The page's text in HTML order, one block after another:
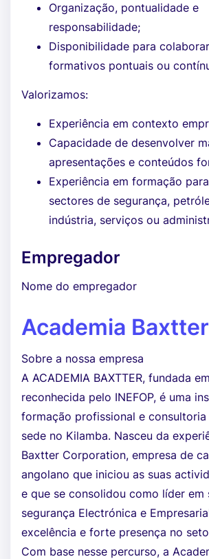
Organização, pontualidade e
responsabilidade;
Disponibilidade para
formativos pontuais ou
Valorizamos:
Experiência em contexto
Capacidade de desenvolver
apresentações e conteúdos
Experiência em formação
sectores de segurança,
indústria, serviços ou
Empregador
Nome do empregador
Academia Baxtter
Sobre a nossa empresa
A ACADEMIA BAXTTER, fundada
reconhecida pelo INEFOP, é uma
formação profissional e
sede no Kilamba. Nasceu da
Baxtter Corporation, empresa de
angolano que iniciou as suas
e que se consolidou como líder em
segurança Electrónica e
excelência e forte presença no
Com base nesse percurso, a